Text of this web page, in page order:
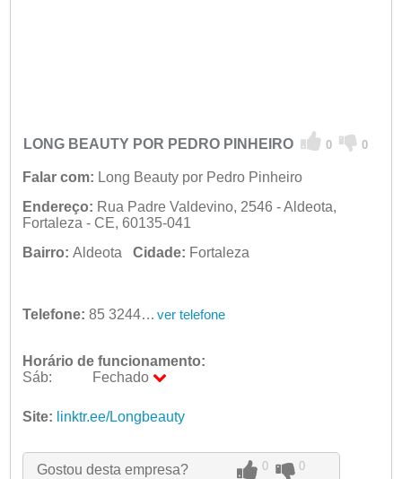
LONG BEAUTY POR PEDRO PINHEIRO 0 0
Falar com: Long Beauty por Pedro Pinheiro
Endereço: Rua Padre Valdevino, 2546 - Aldeota,
Fortaleza - CE, 60135-041
Bairro: Aldeota Cidade: Fortaleza
Telefone: 85 3244-6576 ver telefone
Horário de funcionamento:
Sáb:
Fechado
Ter:
09:00 - 18:00
Qui:
09:00 - 18:00
Sex:
09:00 - 18:00
Site: linktr.ee/Longbeauty
Gostou desta empresa? 0 0